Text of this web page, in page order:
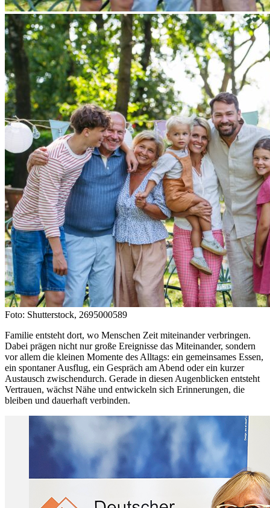
Foto: Shutterstock, 2695000589
Familie entsteht dort, wo Menschen Zeit miteinander verbringen.
Dabei prägen nicht nur große Ereignisse das Miteinander, sondern
vor allem die kleinen Momente des Alltags: ein gemeinsames Essen,
ein spontaner Ausflug, ein Gespräch am Abend oder ein kurzer
Austausch zwischendurch. Gerade in diesen Augenblicken entsteht
Vertrauen, wächst Nähe und entwickeln sich Erinnerungen, die
bleiben und dauerhaft verbinden.